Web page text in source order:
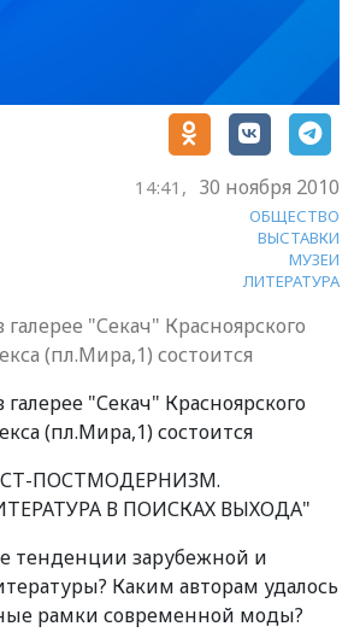
14:41, 30 ноября 2010
ОБЩЕСТВО
ВЫСТАВКИ
МУЗЕИ
ЛИТЕРАТУРА
галерее "Секач" Красноярского
(пл.Мира,1) состоится
галерее "Секач" Красноярского
(пл.Мира,1) состоится
ПОСТМОДЕРНИЗМ.
В ПОИСКАХ ВЫХОДА"
тенденции зарубежной и
Каким авторам удалось
рамки современной моды?